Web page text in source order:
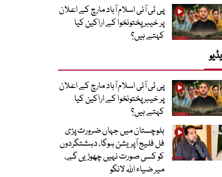
پی ٹی آئی اسلام آباد مارچ کے اعلان
پر خیبر پختونخوا کے اراکین کیا
کہتے ہیں؟
پی ٹی آئی اسلام آباد مارچ کے اعلان
پر خیبر پختونخوا کے اراکین کیا
کہتے ہیں؟
بلوچستان میں جہاں ضرورت پڑی
فل فلیج آپریشن ہوگا، دہشتگردوں
کو کسی صورت نہیں چھوڑیں گے،
میر ضیاء اللہ لانگو